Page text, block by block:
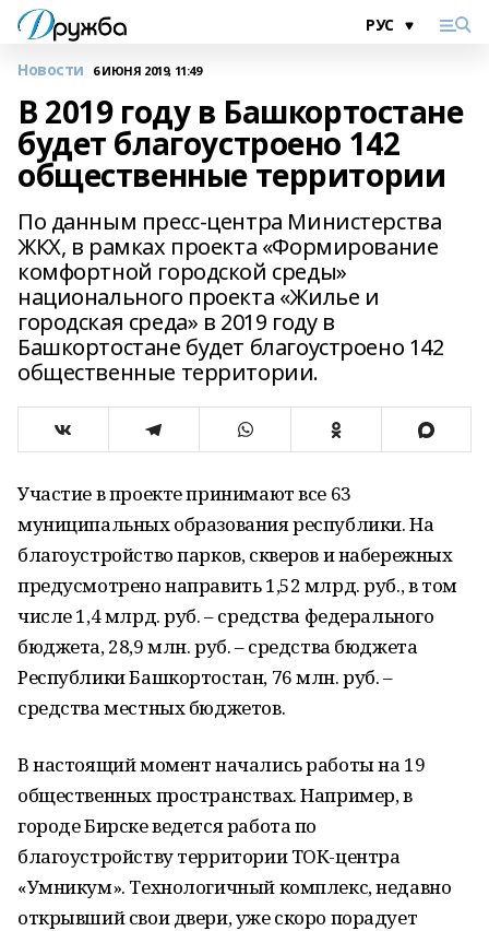
Новости 6 ИЮНЯ 2019, 11:49
В 2019 году в Башкортостане
будет благоустроено 142
общественные территории
По данным пресс-центра Министерства
ЖКХ, в рамках проекта «Формирование
комфортной городской среды»
национального проекта «Жилье и
городская среда» в 2019 году в
Башкортостане будет благоустроено 142
общественные территории.
Участие в проекте принимают все 63
муниципальных образования республики. На
благоустройство парков, скверов и набережных
предусмотрено направить 1,52 млрд. руб., в том
числе 1,4 млрд. руб. – средства федерального
бюджета, 28,9 млн. руб. – средства бюджета
Республики Башкортостан, 76 млн. руб. –
средства местных бюджетов.
В настоящий момент начались работы на 19
общественных пространствах. Например, в
городе Бирске ведется работа по
благоустройству территории ТОК-центра
«Умникум». Технологичный комплекс, недавно
открывший свои двери, уже скоро порадует